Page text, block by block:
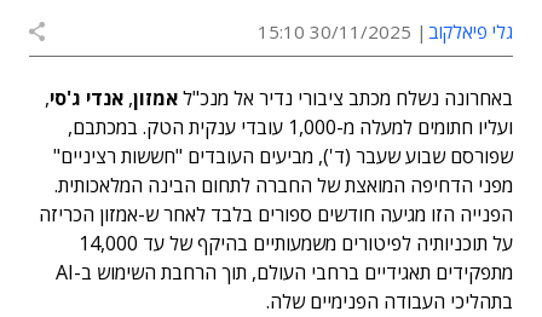
גלי פיאלקוב 30/11/2025 15:10
באחרונה נשלח מכתב ציבורי נדיר אל מנכ"לאמזון, אנדי ג'סי,
ועליו חתומים למעלה מ-1,000 עובדי ענקית הטק. במכתבם,
שפורסם שבוע שעבר (ד'), מביעים העובדים "חששות רציניים"
מפני הדחיפה המואצת של החברה לתחום הבינה המלאכותית.
הפנייה הזו מגיעה חודשים ספורים בלבד לאחר ש-אמזון הכריזה
על תוכניותיה לפיטורים משמעותיים בהיקף של עד 14,000
מתפקידים תאגידיים ברחבי העולם, תוך הרחבת השימוש ב-AI
בתהליכי העבודה הפנימיים שלה.